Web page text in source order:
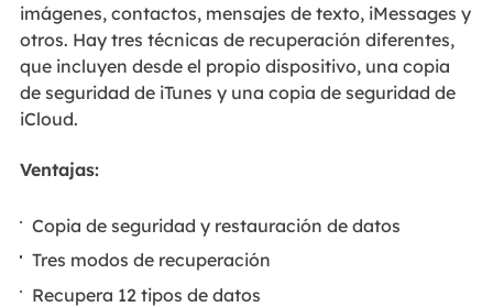
imágenes, contactos, mensajes de texto, iMessages y
otros. Hay tres técnicas de recuperación diferentes,
que incluyen desde el propio dispositivo, una copia
de seguridad de iTunes y una copia de seguridad de
iCloud.
Ventajas:
Copia de seguridad y restauración de datos
Tres modos de recuperación
Recupera 12 tipos de datos